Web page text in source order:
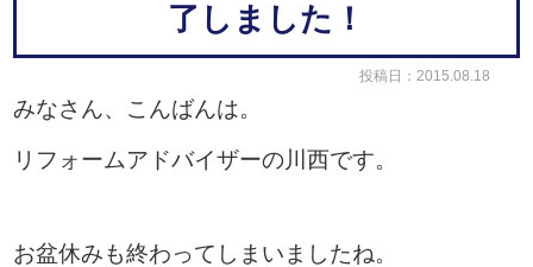
了しました！
投稿日：2015.08.18
みなさん、こんばんは。
リフォームアドバイザーの川西です。
お盆休みも終わってしまいましたね。